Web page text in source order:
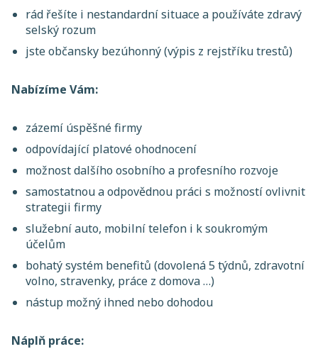
rád řešíte i nestandardní situace a používáte zdravý
selský rozum
jste občansky bezúhonný (výpis z rejstříku trestů)
Nabízíme Vám:
zázemí úspěšné firmy
odpovídající platové ohodnocení
možnost dalšího osobního a profesního rozvoje
samostatnou a odpovědnou práci s možností ovlivnit
strategii firmy
služební auto, mobilní telefon i k soukromým
účelům
bohatý systém benefitů (dovolená 5 týdnů, zdravotní
volno, stravenky, práce z domova …)
nástup možný ihned nebo dohodou
Náplň práce: